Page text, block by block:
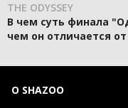
THE ODYSSEY
В чем суть финала
чем он отличается
О SHAZOO